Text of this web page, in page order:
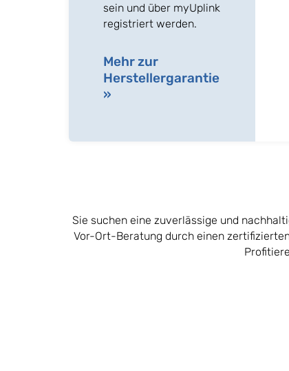
sein und über myUplink
registriert werden.
Mehr zur
Herstellergarantie
»
Sie suchen eine zuverlässige und
Vor-Ort-Beratung durch einen